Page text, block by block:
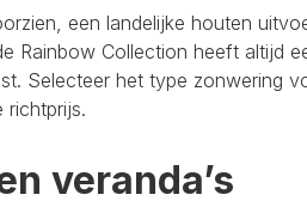
een landelijke houten
Rainbow Collection heeft altijd
Selecteer het type zonwering
richtprijs.
veranda’s